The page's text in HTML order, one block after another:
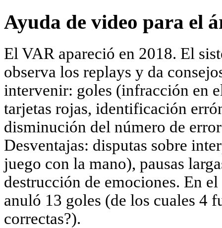
Ayuda de video para el
El VAR apareció en 2018. El
observa los replays y da
intervenir: goles (infracción en
tarjetas rojas, identificación
disminución del número de
Desventajas: disputas sobre
juego con la mano), pausas
destrucción de emociones. En
anuló 13 goles (de los cuales 4
correctas?).